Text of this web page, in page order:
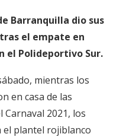
Barranquilla dio sus
el empate en
el Polideportivo Sur.
mientras los
en casa de las
2021, los
plantel rojiblanco